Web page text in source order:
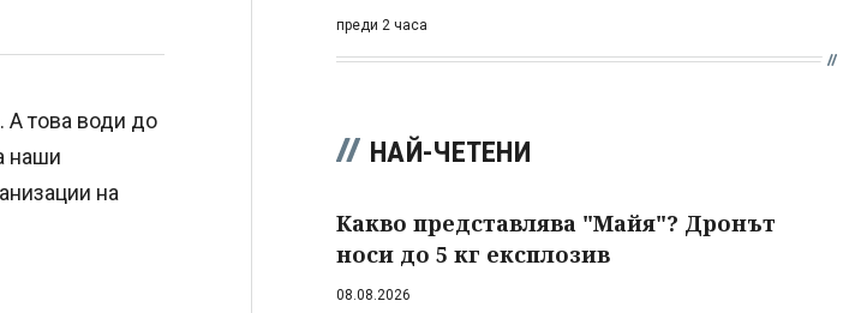
А това води до
наши
на
преди 2 часа
НАЙ-ЧЕТЕНИ
Какво представлява "Майя"? Дронът
носи до 5 кг експлозив
08.08.2026